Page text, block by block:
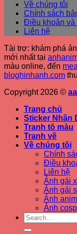
Về chúng tôi
Chính sách
Điều khoản và
Liên hệ
Tài trợ: khám phá
mới nhất tại
màu online, đến
bloghinhanh.com
Copyright 2026 ©
Trang chủ
Sticker Nhãn
Tranh tô màu
Tranh vẽ
Về chúng tôi
Chính
Điều
Liên hệ
Ảnh gái
Ảnh gái
Ảnh
Ảnh